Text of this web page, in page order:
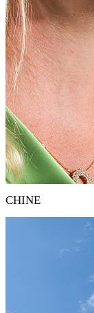
CHINE